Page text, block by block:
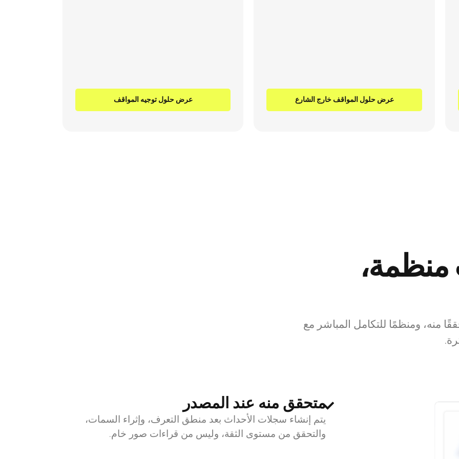
عرض حلول المواقف خارج الشارع عرض حلول توجيه المواقف
منظمة،
منه، ومنظمًا للتكامل المباشر مع
متحقق منه عند المصدر
يتم إنشاء سجلات الأحداث بعد منطق التعرف، وإثراء السمات،
والتحقق من مستوى الثقة، وليس من قراءات صور خام.